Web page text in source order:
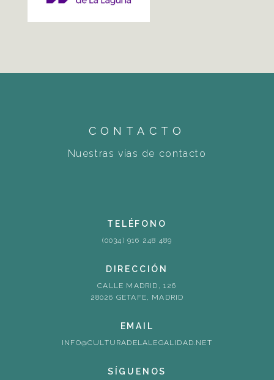
CONTACTO
Nuestras vías de contacto
TELÉFONO
(0034) 916 248 489
DIRECCIÓN
CALLE MADRID, 126
28026 GETAFE, MADRID
EMAIL
INFO@CULTURADELALEGALIDAD.NET
SÍGUENOS